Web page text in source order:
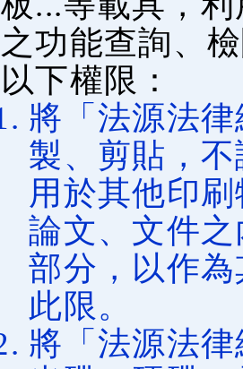
之功能查詢、
以下權限：
將「法源法
製、剪貼，
用於其他印
論文、文件
部分，以作
此限。
將「法源法